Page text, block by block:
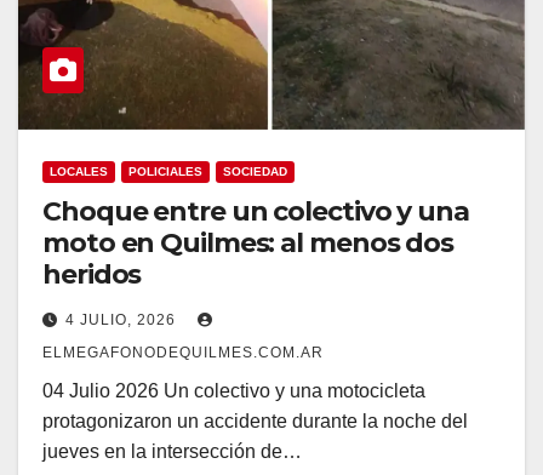
LOCALES POLICIALES SOCIEDAD
Choque entre un colectivo y una
moto en Quilmes: al menos dos
heridos
4 JULIO, 2026
ELMEGAFONODEQUILMES.COM.AR
04 Julio 2026 Un colectivo y una motocicleta
protagonizaron un accidente durante la noche del
jueves en la intersección de…